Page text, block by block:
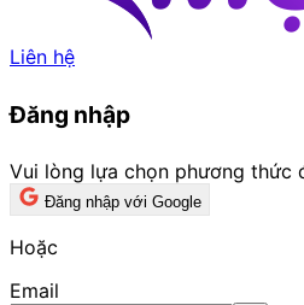
Liên hệ
Đăng nhập
Vui lòng lựa chọn phương thức
Đăng nhập với Google
Hoặc
Email